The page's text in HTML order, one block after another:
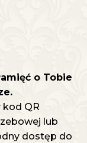
o Tobie
kod QR
lub
dostęp do